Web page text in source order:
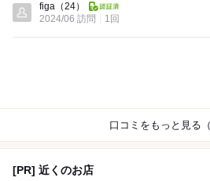
figa （24）
2024/06 訪問
1回
口コミをもっと見る（
[PR] 近くのお店